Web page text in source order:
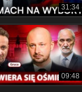
31:34
09:48